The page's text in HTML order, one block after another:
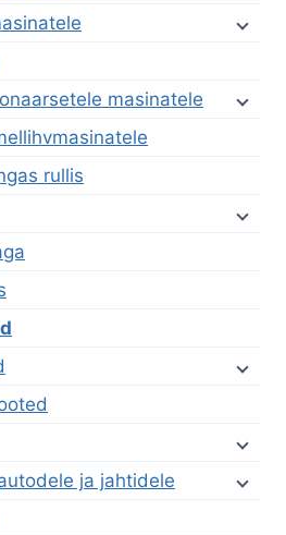
masinatele
rullis
ja jahtidele